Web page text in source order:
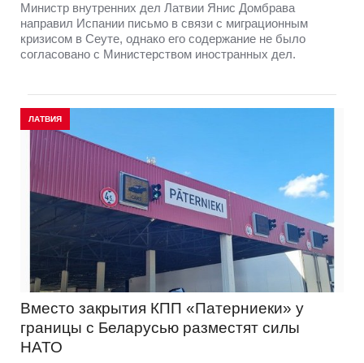
Министр внутренних дел Латвии Янис Домбрава
направил Испании письмо в связи с миграционным
кризисом в Сеуте, однако его содержание не было
согласовано с Министерством иностранных дел.
ЛАТВИЯ
Вместо закрытия КПП «Патерниеки» у
границы с Беларусью разместят силы
НАТО